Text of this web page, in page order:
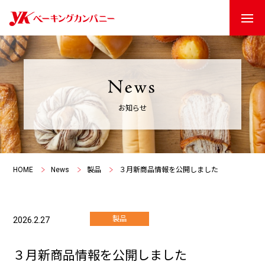
お知らせ
HOME News 製品 ３月新商品情報を公開しました
2026.2.27 製品
３月新商品情報を公開しました